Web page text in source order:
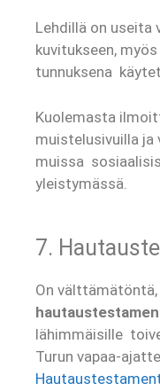
Lehdillä on useita
kuvitukseen,
tunnuksena
Kuolemasta
muistelusivuilla ja
muissa
yleistymässä.
7.
On
lähimmäisille
Turun vapaa-